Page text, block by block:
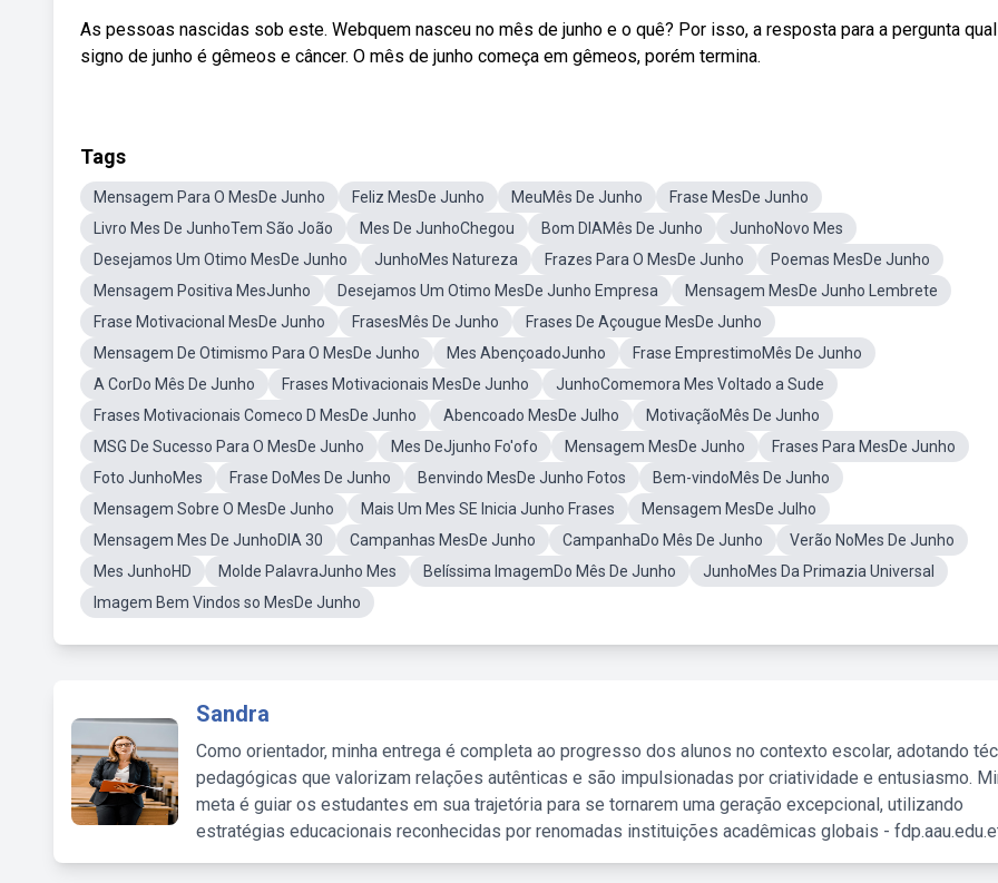
As pessoas nascidas sob este. Webquem nasceu no mês de junho e o quê? Por isso, a resposta para a pergunta
signo de junho é gêmeos e câncer. O mês de junho começa em gêmeos, porém termina.
Tags
Mensagem Para O MesDe Junho Feliz MesDe Junho MeuMês De Junho
Frase MesDe Junho
Livro Mes De JunhoTem São João
Mes De JunhoChegou Bom DIAMês De Junho
JunhoNovo Mes
Desejamos Um Otimo MesDe Junho
JunhoMes Natureza Frazes Para O MesDe Junho
Poemas MesDe Junho
Mensagem Positiva MesJunho
Desejamos Um Otimo MesDe Junho Empresa
Mensagem MesDe Junho Lembrete
Frase Motivacional MesDe Junho
FrasesMês De Junho
Frases De Açougue MesDe Junho
Mensagem De Otimismo Para O MesDe Junho
Mes AbençoadoJunho
Frase EmprestimoMês De Junho
A CorDo Mês De Junho
Frases Motivacionais MesDe Junho
JunhoComemora Mes Voltado a Sude
Frases Motivacionais Comeco D MesDe Junho
Abencoado MesDe Julho
MotivaçãoMês De Junho
MSG De Sucesso Para O MesDe Junho
Mes DeJjunho Fo'ofo Mensagem MesDe Junho
Frases Para MesDe Junho
Foto JunhoMes
Frase DoMes De Junho Benvindo MesDe Junho Fotos
Bem-vindoMês De Junho
Mensagem Sobre O MesDe Junho
Mais Um Mes SE Inicia Junho Frases
Mensagem MesDe Julho
Mensagem Mes De JunhoDIA 30
Campanhas MesDe Junho CampanhaDo Mês De Junho
Verão NoMes De Junho
Mes JunhoHD
Molde PalavraJunho Mes Belíssima ImagemDo Mês De Junho
JunhoMes Da Primazia Universal
Imagem Bem Vindos so MesDe Junho
Sandra
Como orientador, minha entrega é completa ao progresso dos alunos no contexto escolar, adotando
pedagógicas que valorizam relações autênticas e são impulsionadas por criatividade e entusiasmo.
meta é guiar os estudantes em sua trajetória para se tornarem uma geração excepcional, utilizando
estratégias educacionais reconhecidas por renomadas instituições acadêmicas globais -